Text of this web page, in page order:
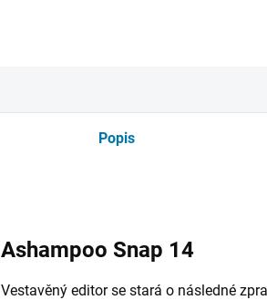
Popis
Ashampoo Snap 14
Vestavěný editor se stará o následné